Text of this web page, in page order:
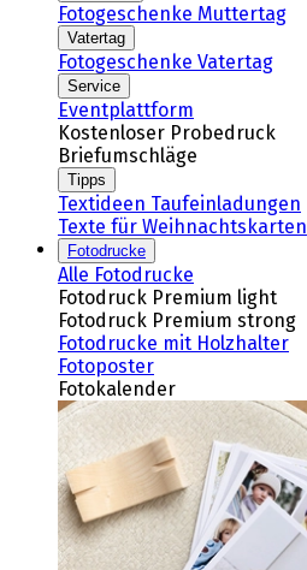
Fotogeschenke Muttertag
Vatertag
Fotogeschenke Vatertag
Service
Eventplattform
Kostenloser Probedruck
Briefumschläge
Tipps
Textideen Taufeinladungen
Texte für Weihnachtskarten
Fotodrucke
Alle Fotodrucke
Fotodruck Premium light
Fotodruck Premium strong
Fotodrucke mit Holzhalter
Fotoposter
Fotokalender